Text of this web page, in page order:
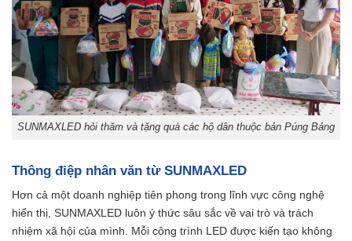
SUNMAXLED hỏi thăm và tặng quà các hộ dân thuộc bản Púng Bảng
Thông điệp nhân văn từ SUNMAXLED
Hơn cả một doanh nghiệp tiên phong trong lĩnh vực công nghệ
hiển thị, SUNMAXLED luôn ý thức sâu sắc về vai trò và trách
nhiệm xã hội của mình. Mỗi công trình LED được kiến tạo không